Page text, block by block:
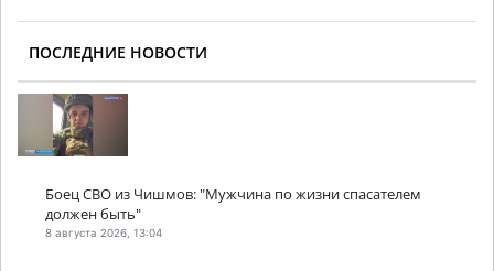
ПОСЛЕДНИЕ НОВОСТИ
Боец СВО из Чишмов: "Мужчина по жизни спасателем
должен быть"
8 августа 2026, 13:04